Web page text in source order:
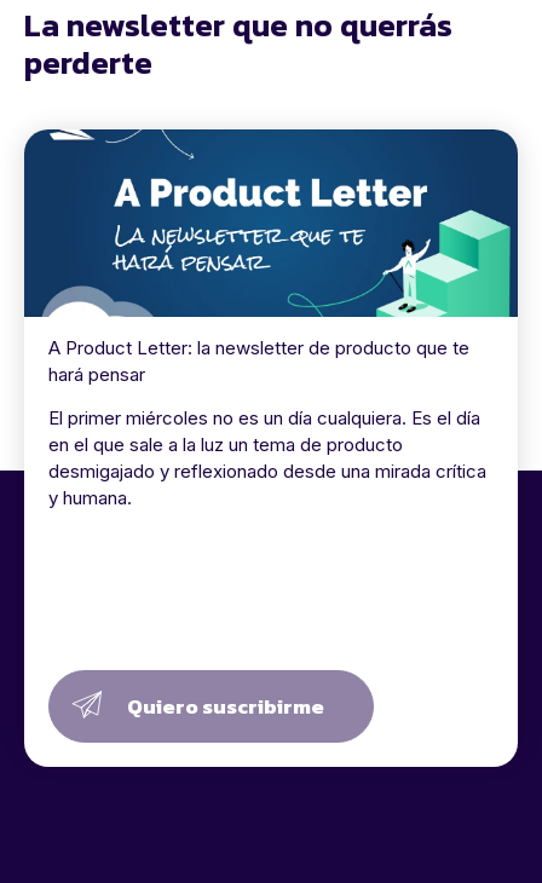
La newsletter que no querrás
perderte
A Product Letter: la newsletter de producto que te
hará pensar
El primer miércoles no es un día cualquiera. Es el día
en el que sale a la luz un tema de producto
desmigajado y reflexionado desde una mirada crítica
y humana.
Quiero suscribirme